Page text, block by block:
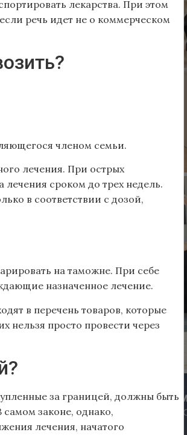
лекарства. При этом
речь идет не о коммерческом
членом семьи.
лечения. При острых
сроком до трех недель.
в соответствии с дозой,
на таможне. При себе
назначенное лечение.
в перечень товаров, которые
нельзя просто провести через
за границей, должны быть
законе, однако,
лечения, начатого